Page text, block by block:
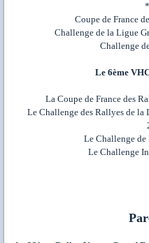
Coupe de France
Challenge de la Ligue
Challenge
Le 6ème
La Coupe de France des
Le Challenge des Rallyes de
Le Challenge de
Le Challenge